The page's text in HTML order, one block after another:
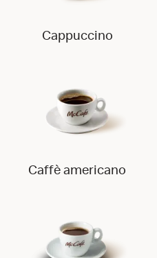
Cappuccino
Caffè americano